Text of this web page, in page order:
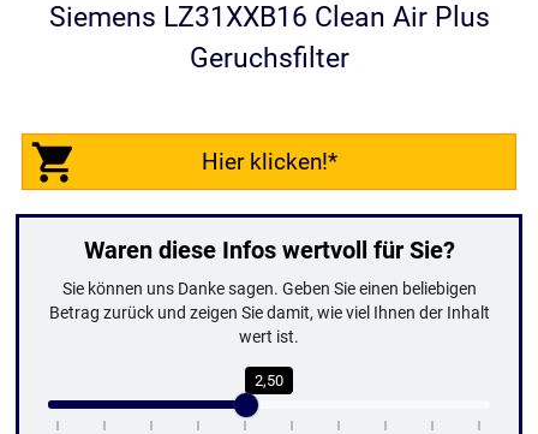
Siemens LZ31XXB16 Clean Air Plus
Geruchsfilter
Hier klicken!*
Waren diese Infos wertvoll für Sie?
Sie können uns Danke sagen. Geben Sie einen beliebigen
Betrag zurück und zeigen Sie damit, wie viel Ihnen der Inhalt
wert ist.
2,50